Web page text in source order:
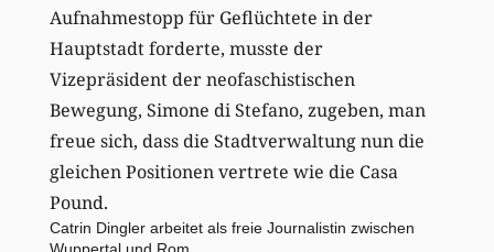
Aufnahmestopp für Geflüchtete in der
Hauptstadt forderte, musste der
Vizepräsident der neofaschistischen
Bewegung, Simone di Stefano, zugeben, man
freue sich, dass die Stadtverwaltung nun die
gleichen Positionen vertrete wie die Casa
Pound.
Catrin Dingler arbeitet als freie Journalistin zwischen
Wuppertal und Rom.